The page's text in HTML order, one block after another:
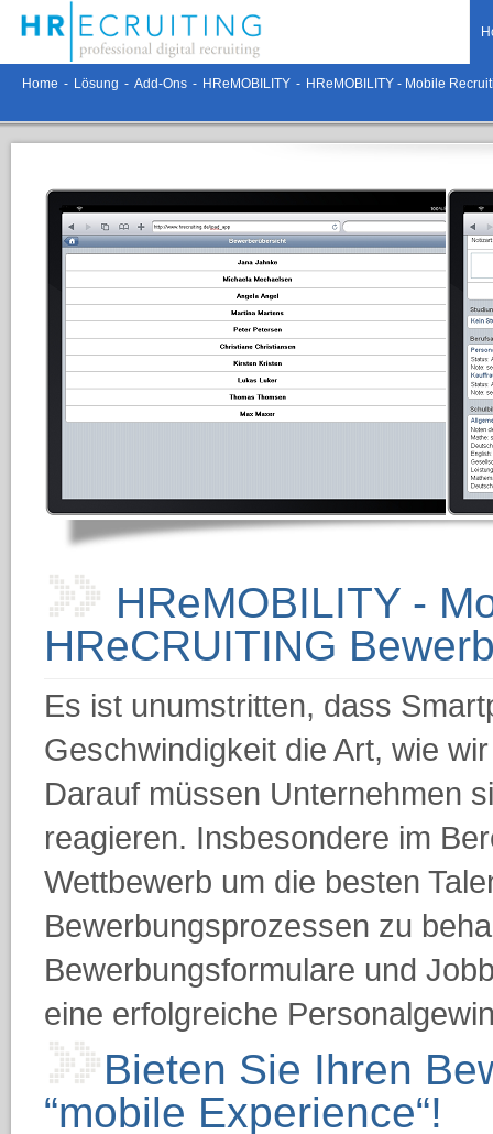
Home - Lösung - Add-Ons - HReMOBILITY - HReMOBILITY - Mobile
HReMOBILITY -
HReCRUITING
Es ist unumstritten, dass
Geschwindigkeit die Art, wie
Darauf müssen Unternehmen
reagieren. Insbesondere im
Wettbewerb um die besten
Bewerbungsprozessen zu
Bewerbungsformulare und
eine erfolgreiche
Bieten Sie Ihren
“mobile Experience“!